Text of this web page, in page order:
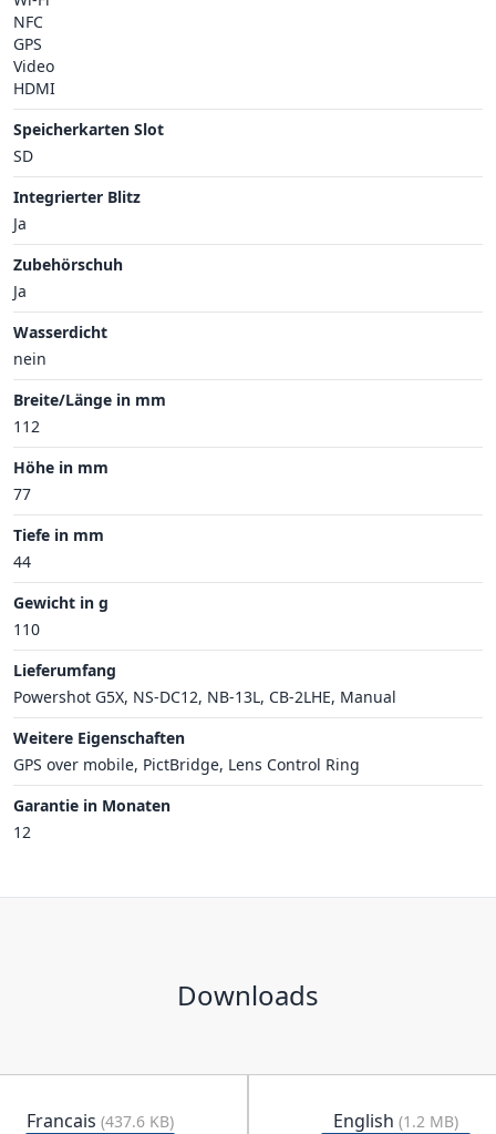
NFC
GPS
Video
HDMI
Speicherkarten Slot
SD
Integrierter Blitz
Ja
Zubehörschuh
Ja
Wasserdicht
nein
Breite/Länge in mm
112
Höhe in mm
77
Tiefe in mm
44
Gewicht in g
110
Lieferumfang
Powershot G5X, NS-DC12, NB-13L, CB-2LHE, Manual
Weitere Eigenschaften
GPS over mobile, PictBridge, Lens Control Ring
Garantie in Monaten
12
Downloads
Francais (437.6 KB)
English (1.2 MB)